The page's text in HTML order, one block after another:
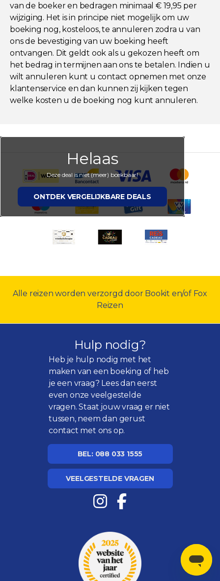
van de boeker en bedragen minimaal € 19,95 per
wijziging. Het is in principe niet mogelijk om uw
boeking nog, kosteloos, te annuleren zodra u van
ons de bevestiging van uw boeking heeft
ontvangen. Dit geldt ook als u gekozen heeft om
het bedrag in termijnen aan ons te betalen. Indien u
wilt annuleren kunt u contact opnemen met onze
klantenservice en dan kunnen zij kijken tegen
welke kosten u de boeking nog kunt annuleren.
Helaas
Deze deal is niet (meer) boekbaar!
ONTDEK VERGELIJKBARE DEALS
Alle reizen worden verzorgd door Bookit en/of Fox
Reizen
Hulp nodig?
Heb je hulp nodig met het
maken van een boeking of heb
je een vraag? Lees dan eerst
even onzeveelgestelde
vragen. Staat jouw vraag er niet
tussen, neem dan gerust
contact met ons op.
BEL: 088 033 1555
VEELGESTELDE VRAGEN